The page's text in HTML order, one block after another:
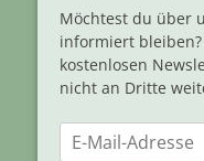
Möchtest du über
informiert
kostenlosen
nicht an Dritte